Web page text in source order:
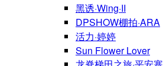
黑诱·Wing·II
DPSHOW棚拍·ARA
活力·婷婷
Sun Flower Lover